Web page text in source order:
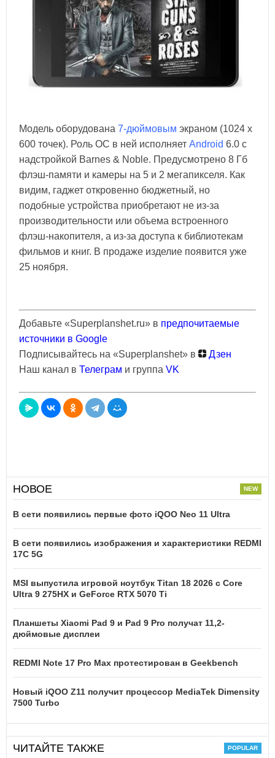
Модель оборудована 7-дюймовым экраном (1024 х
600 точек). Роль ОС в ней исполняет Android 6.0 с
надстройкой Barnes & Noble. Предусмотрено 8 Гб
флэш-памяти и камеры на 5 и 2 мегапикселя. Как
видим, гаджет откровенно бюджетный, но
подобные устройства приобретают не из-за
производительности или объема встроенного
флэш-накопителя, а из-за доступа к библиотекам
фильмов и книг. В продаже изделие появится уже
25 ноября.
Добавьте «Superplanshet.ru» в предпочитаемые
источники в Google
Подписывайтесь на «Superplanshet» в
Дзен
Наш канал в Телеграм и группа VK
НОВОЕ
В сети появились первые фото iQOO Neo 11 Ultra
В сети появились изображения и характеристики REDMI
17C 5G
MSI выпустила игровой ноутбук Titan 18 2026 с Core
Ultra 9 275HX и GeForce RTX 5070 Ti
Планшеты Xiaomi Pad 9 и Pad 9 Pro получат 11,2-
дюймовые дисплеи
REDMI Note 17 Pro Max протестирован в Geekbench
Новый iQOO Z11 получит процессор MediaTek Dimensity
7500 Turbo
ЧИТАЙТЕ ТАКЖЕ